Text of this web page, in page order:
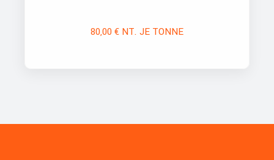
80,00 € NT. JE TONNE